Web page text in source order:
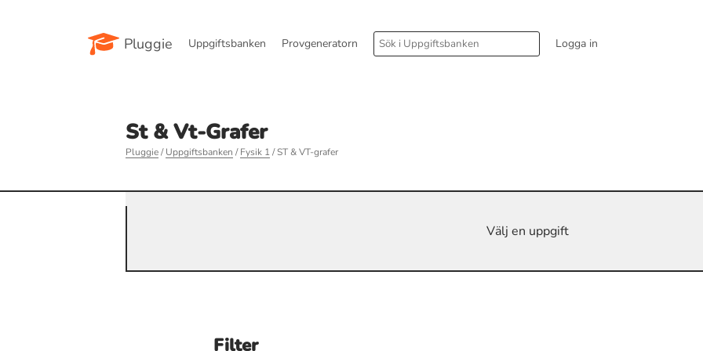
Pluggie Uppgiftsbanken Provgeneratorn Logga in
St & Vt-Grafer
Pluggie/Uppgiftsbanken /Fysik 1 / ST & VT-grafer
Välj en uppgift
Filter